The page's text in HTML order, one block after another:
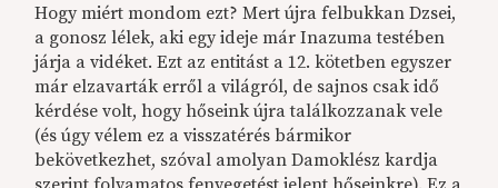
Hogy miért mondom ezt? Mert újra felbukkan Dzsei,
a gonosz lélek, aki egy ideje már Inazuma testében
járja a vidéket. Ezt az entitást a 12. kötetben egyszer
már elzavarták erről a világról, de sajnos csak idő
kérdése volt, hogy hőseink újra találkozzanak vele
(és úgy vélem ez a visszatérés bármikor
bekövetkezhet, szóval amolyan Damoklész kardja